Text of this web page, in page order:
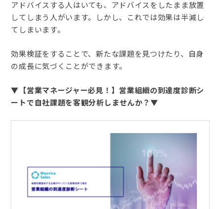
アドバイスする人はいても、アドバイスをしたまま放置
してしまう人がいます。しかし、これでは効果は半減し
てしまいます。
効果検証をすることで、新たな課題を見つけたり、自身
の成長に気づくことができます。
▼【営業マネージャー必見！】営業組織の到達度診断シ
ートで自社課題を客観分析しませんか？▼